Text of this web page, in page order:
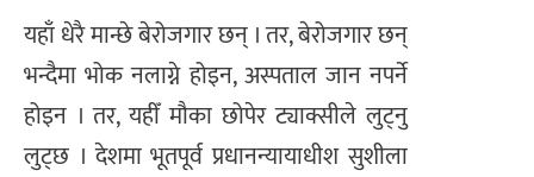
यहाँ धेरै मान्छे बेरोजगार छन् । तर, बेरोजगार छन्
भन्दैमा भोक नलाग्ने होइन, अस्पताल जान नपर्ने
होइन । तर, यहीँ मौका छोपेर ट्याक्सीले लुट्नु
लुट्छ । देशमा भूतपूर्व प्रधानन्यायाधीश सुशीला